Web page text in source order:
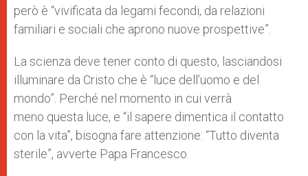
però è “vivificata da legami fecondi, da relazioni
familiari e sociali che aprono nuove prospettive”.
La scienza deve tener conto di questo, lasciandosi
illuminare da Cristo che è “luce dell’uomo e del
mondo”. Perché nel momento in cui verrà
meno questa luce, e “il sapere dimentica il contatto
con la vita”, bisogna fare attenzione: “Tutto diventa
sterile”, avverte Papa Francesco.